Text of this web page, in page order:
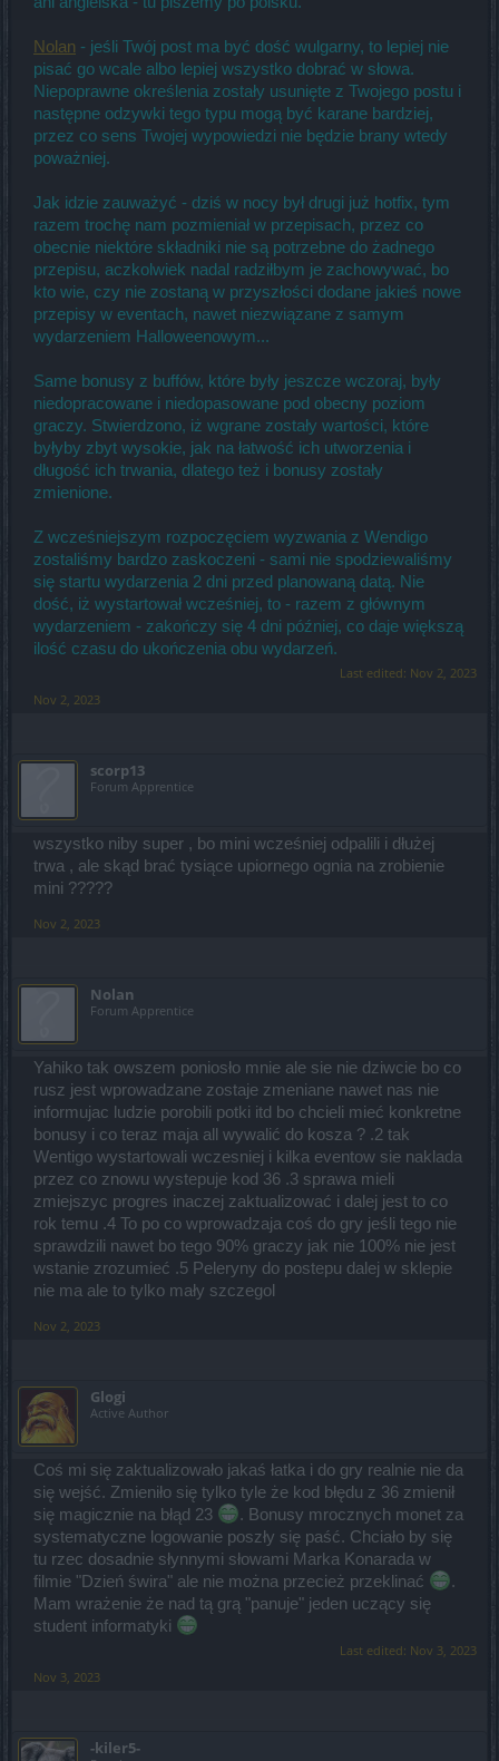
Nolan - jeśli Twój post ma być dość wulgarny, to lepiej nie
pisać go wcale albo lepiej wszystko dobrać w słowa.
Niepoprawne określenia zostały usunięte z Twojego postu i
następne odzywki tego typu mogą być karane bardziej,
przez co sens Twojej wypowiedzi nie będzie brany wtedy
poważniej.
Jak idzie zauważyć - dziś w nocy był drugi już hotfix, tym
razem trochę nam pozmieniał w przepisach, przez co
obecnie niektóre składniki nie są potrzebne do żadnego
przepisu, aczkolwiek nadal radziłbym je zachowywać, bo
kto wie, czy nie zostaną w przyszłości dodane jakieś nowe
przepisy w eventach, nawet niezwiązane z samym
wydarzeniem Halloweenowym...
Same bonusy z buffów, które były jeszcze wczoraj, były
niedopracowane i niedopasowane pod obecny poziom
graczy. Stwierdzono, iż wgrane zostały wartości, które
byłyby zbyt wysokie, jak na łatwość ich utworzenia i
długość ich trwania, dlatego też i bonusy zostały
zmienione.
Z wcześniejszym rozpoczęciem wyzwania z Wendigo
zostaliśmy bardzo zaskoczeni - sami nie spodziewaliśmy
się startu wydarzenia 2 dni przed planowaną datą. Nie
dość, iż wystartował wcześniej, to - razem z głównym
wydarzeniem - zakończy się 4 dni później, co daje większą
ilość czasu do ukończenia obu wydarzeń.
Last edited: Nov 2, 2023
Nov 2, 2023
scorp13
Forum Apprentice
wszystko niby super , bo mini wcześniej odpalili i dłużej
trwa , ale skąd brać tysiące upiornego ognia na zrobienie
mini ?????
Nov 2, 2023
Nolan
Forum Apprentice
Yahiko tak owszem poniosło mnie ale sie nie dziwcie bo co
rusz jest wprowadzane zostaje zmeniane nawet nas nie
informujac ludzie porobili potki itd bo chcieli mieć konkretne
bonusy i co teraz maja all wywalić do kosza ? .2 tak
Wentigo wystartowali wczesniej i kilka eventow sie naklada
przez co znowu wystepuje kod 36 .3 sprawa mieli
zmiejszyc progres inaczej zaktualizować i dalej jest to co
rok temu .4 To po co wprowadzaja coś do gry jeśli tego nie
sprawdzili nawet bo tego 90% graczy jak nie 100% nie jest
wstanie zrozumieć .5 Peleryny do postepu dalej w sklepie
nie ma ale to tylko mały szczegol
Nov 2, 2023
Glogi
Active Author
Coś mi się zaktualizowało jakaś łatka i do gry realnie nie da
się wejść. Zmieniło się tylko tyle że kod błędu z 36 zmienił
się magicznie na błąd 23
. Bonusy mrocznych monet za
systematyczne logowanie poszły się paść. Chciało by się
tu rzec dosadnie słynnymi słowami Marka Konarada w
filmie "Dzień świra" ale nie można przecież przeklinać
.
Mam wrażenie że nad tą grą "panuje" jeden uczący się
student informatyki
Last edited: Nov 3, 2023
Nov 3, 2023
-kiler5-